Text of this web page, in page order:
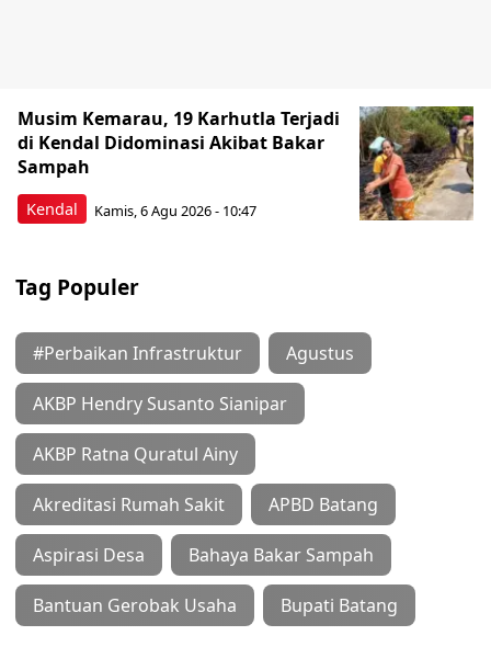
Kendal
Musim Kemarau, 19 Karhutla Terjadi
di Kendal Didominasi Akibat Bakar
Sampah
Kamis, 6 Agu 2026 - 10:47
Tag Populer
#Perbaikan Infrastruktur Agustus
AKBP Hendry Susanto Sianipar
AKBP Ratna Quratul Ainy
Akreditasi Rumah Sakit APBD Batang
Aspirasi Desa Bahaya Bakar Sampah
Bantuan Gerobak Usaha Bupati Batang